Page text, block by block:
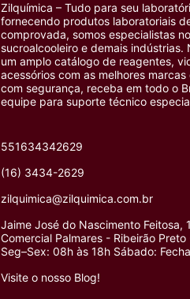
Zilquímica – Tudo para seu
fornecendo produtos laboratoriais
comprovada, somos especialistas
sucroalcooleiro e demais indústrias.
um amplo catálogo de reagentes,
acessórios com as melhores
com segurança, receba em todo o
equipe para suporte técnico
551634342629
(16) 3434-2629
zilquimica@zilquimica.com.br
Jaime José do Nascimento Feitosa,
Comercial Palmares - Ribeirão
Seg–Sex: 08h às 18h Sábado:
Visite o nosso Blog!